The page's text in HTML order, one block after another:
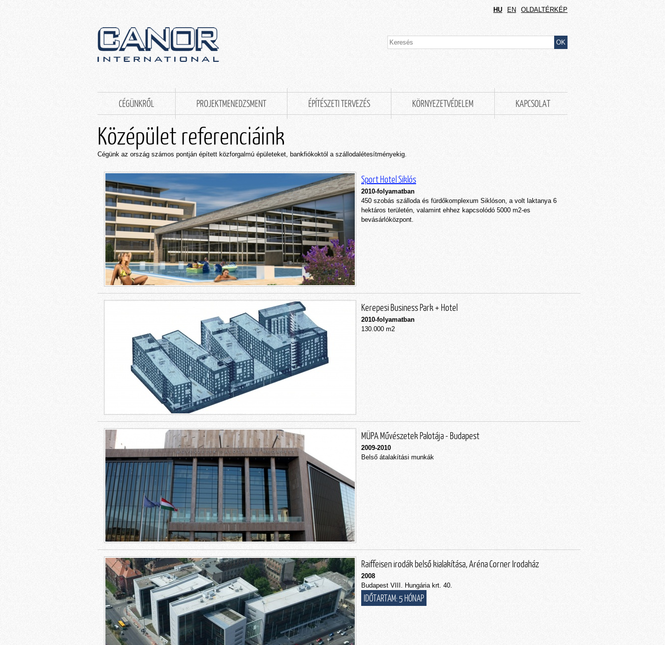
HU EN OLDALTÉRKÉP
CÉGÜNKRŐL PROJEKTMENEDZSMENT ÉPÍTÉSZETI TERVEZÉS KÖRNYEZETVÉDELEM KAPCSOLAT
Középület referenciáink
Cégünk az ország számos pontján épített közforgalmú épületeket, bankfiókoktól a szállodalétesítményekig.
Sport Hotel Siklós
2010-folyamatban
450 szobás szálloda és fürdőkomplexum Siklóson, a volt laktanya 6
hektáros területén, valamint ehhez kapcsolódó 5000 m2-es
bevásárlóközpont.
Kerepesi Business Park + Hotel
2010-folyamatban
130.000 m2
MÜPA Művészetek Palotája - Budapest
2009-2010
Belső átalakítási munkák
Raiffeisen irodák belső kialakítása, Aréna Corner Irodaház
2008
Budapest VIII. Hungária krt. 40.
IDŐTARTAM: 5 HÓNAP